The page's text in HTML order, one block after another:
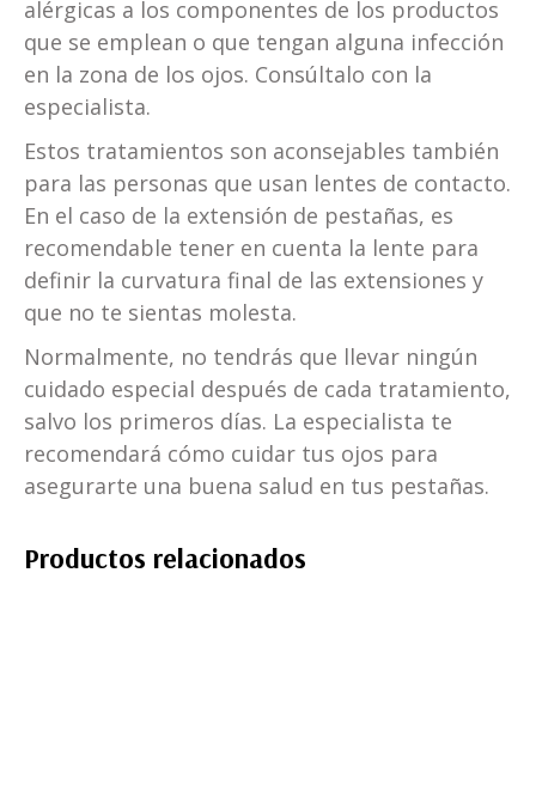
alérgicas a los componentes de los productos
que se emplean o que tengan alguna infección
en la zona de los ojos. Consúltalo con la
especialista.
Estos tratamientos son aconsejables también
para las personas que usan lentes de contacto.
En el caso de la extensión de pestañas, es
recomendable tener en cuenta la lente para
definir la curvatura final de las extensiones y
que no te sientas molesta.
Normalmente, no tendrás que llevar ningún
cuidado especial después de cada tratamiento,
salvo los primeros días. La especialista te
recomendará cómo cuidar tus ojos para
asegurarte una buena salud en tus pestañas.
Productos relacionados